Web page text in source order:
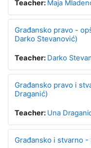
Teacher: Maja
Građansko pravo -
Darko Stevanović)
Teacher: Darko
Građansko pravo i
Draganić)
Teacher: Una
Građansko i stvarno